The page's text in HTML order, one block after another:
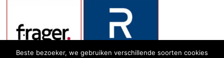
Beste bezoeker, we gebruiken verschillende soorten cookies